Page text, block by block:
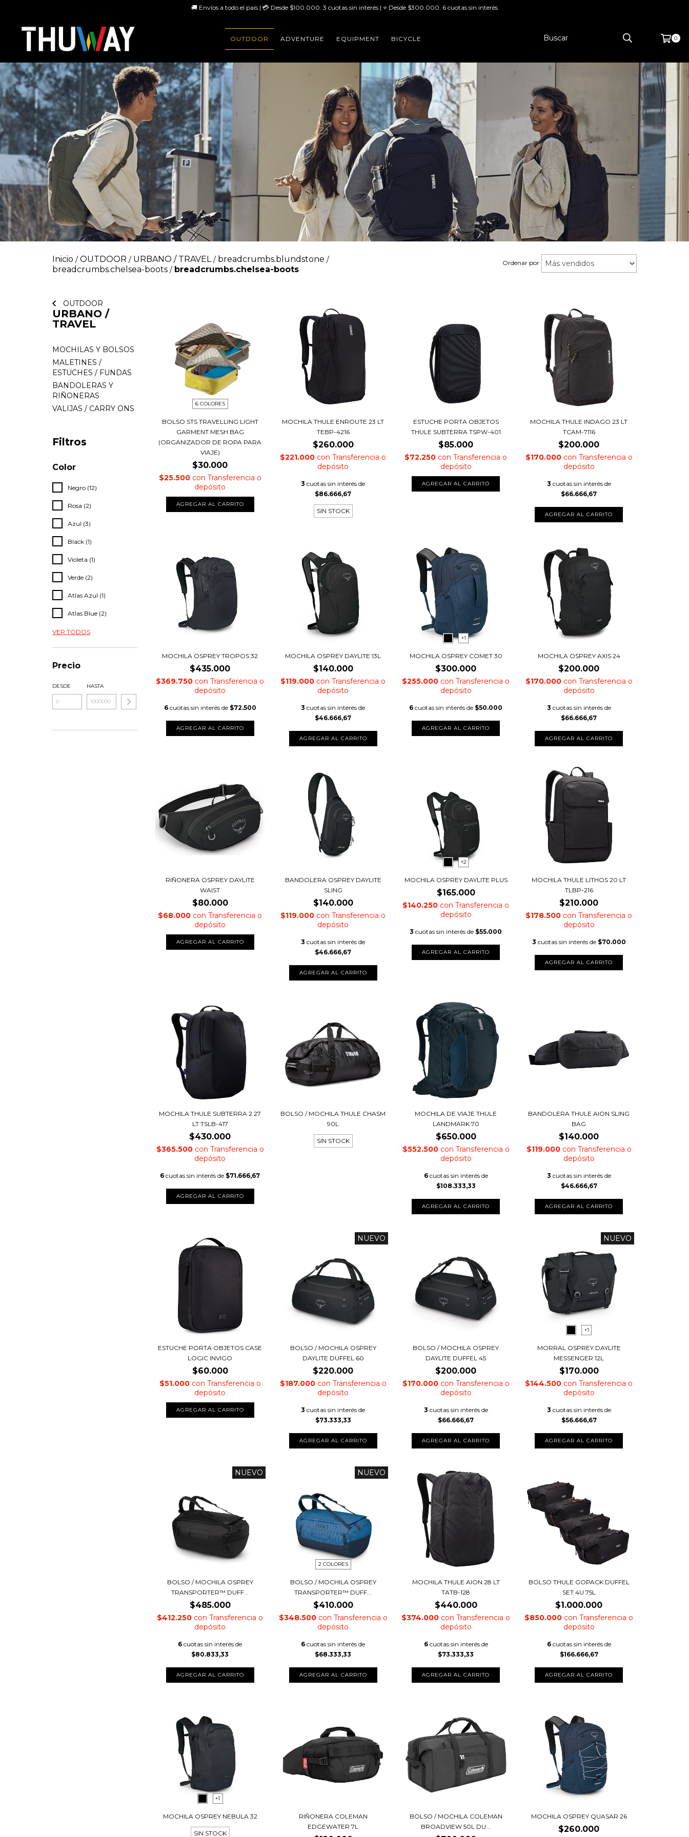
🚚 Envíos a todo el país | 💳 Desde $100.000: 3 cuotas sin interés | ⭐ Desde $300.000: 6 cuotas sin interés
OUTDOOR ADVENTURE EQUIPMENT BICYCLE 0
Inicio / OUTDOOR / URBANO / TRAVEL / breadcrumbs.blundstone /
breadcrumbs.chelsea-boots / breadcrumbs.chelsea-boots
Ordenar por
OUTDOOR
URBANO /
TRAVEL
MOCHILAS Y BOLSOS
MALETINES /
ESTUCHES / FUNDAS
BANDOLERAS Y
RIÑONERAS
VALIJAS / CARRY ONS
Filtros
Color
Negro (12)
Rosa (2)
Azul (3)
Black (1)
Violeta (1)
Verde (2)
Atlas Azul (1)
Atlas Blue (2)
VER TODOS
Precio
DESDE HASTA
6 COLORES
BOLSO STS TRAVELLING LIGHT
GARMENT MESH BAG
(ORGANIZADOR DE ROPA PARA
VIAJE)
$30.000
$25.500 con Transferencia o
depósito
AGREGAR AL CARRITO
MOCHILA THULE ENROUTE 23 LT
TEBP-4216
$260.000
$221.000 con Transferencia o
depósito
3 cuotas sin interés de
$86.666,67
SIN STOCK
ESTUCHE PORTA OBJETOS
THULE SUBTERRA TSPW-401
$85.000
$72.250 con Transferencia o
depósito
MOCHILA THULE INDAGO 23 LT
TCAM-7116
$200.000
$170.000 con Transferencia o
depósito
3 cuotas sin interés de
$66.666,67
MOCHILA OSPREY TROPOS 32
$435.000
$369.750 con Transferencia o
depósito
6 cuotas sin interés de $72.500
MOCHILA OSPREY DAYLITE 13L
$140.000
$119.000 con Transferencia o
depósito
3 cuotas sin interés de
$46.666,67
+1
MOCHILA OSPREY COMET 30
$300.000
$255.000 con Transferencia o
depósito
6 cuotas sin interés de $50.000
AGREGAR AL CARRITO
MOCHILA OSPREY AXIS 24
$200.000
$170.000 con Transferencia o
depósito
3 cuotas sin interés de
$66.666,67
RIÑONERA OSPREY DAYLITE
WAIST
$80.000
$68.000 con Transferencia o
depósito
BANDOLERA OSPREY DAYLITE
SLING
$140.000
$119.000 con Transferencia o
depósito
3 cuotas sin interés de
$46.666,67
+2
MOCHILA OSPREY DAYLITE PLUS
$165.000
$140.250 con Transferencia o
depósito
3 cuotas sin interés de $55.000
AGREGAR AL CARRITO
MOCHILA THULE LITHOS 20 LT
TLBP-216
$210.000
$178.500 con Transferencia o
depósito
3 cuotas sin interés de $70.000
MOCHILA THULE SUBTERRA 2 27
LT TSLB-417
$430.000
$365.500 con Transferencia o
depósito
6 cuotas sin interés de $71.666,67
BOLSO / MOCHILA THULE CHASM
90L
SIN STOCK
MOCHILA DE VIAJE THULE
LANDMARK 70
$650.000
$552.500 con Transferencia o
depósito
6 cuotas sin interés de
$108.333,33
BANDOLERA THULE AION SLING
BAG
$140.000
$119.000 con Transferencia o
depósito
3 cuotas sin interés de
$46.666,67
ESTUCHE PORTA OBJETOS CASE
LOGIC INVIGO
$60.000
$51.000 con Transferencia o
depósito
NUEVO
BOLSO / MOCHILA OSPREY
DAYLITE DUFFEL 60
$220.000
$187.000 con Transferencia o
depósito
3 cuotas sin interés de
$73.333,33
BOLSO / MOCHILA OSPREY
DAYLITE DUFFEL 45
$200.000
$170.000 con Transferencia o
depósito
3 cuotas sin interés de
$66.666,67
NUEVO
+1
MORRAL OSPREY DAYLITE
MESSENGER 12L
$170.000
$144.500 con Transferencia o
depósito
3 cuotas sin interés de
$56.666,67
AGREGAR AL CARRITO
NUEVO
BOLSO / MOCHILA OSPREY
TRANSPORTER™ DUFF...
$485.000
$412.250 con Transferencia o
depósito
6 cuotas sin interés de
$80.833,33
NUEVO
2 COLORES
BOLSO / MOCHILA OSPREY
TRANSPORTER™ DUFF...
$410.000
$348.500 con Transferencia o
depósito
6 cuotas sin interés de
$68.333,33
AGREGAR AL CARRITO
MOCHILA THULE AION 28 LT
TATB-128
$440.000
$374.000 con Transferencia o
depósito
6 cuotas sin interés de
$73.333,33
BOLSO THULE GOPACK DUFFEL
SET 4U 75L
$1.000.000
$850.000 con Transferencia o
depósito
6 cuotas sin interés de
$166.666,67
+1
MOCHILA OSPREY NEBULA 32
SIN STOCK
RIÑONERA COLEMAN
EDGEWATER 7L
BOLSO / MOCHILA COLEMAN
BROADVIEW 50L DU...
MOCHILA OSPREY QUASAR 26
$260.000